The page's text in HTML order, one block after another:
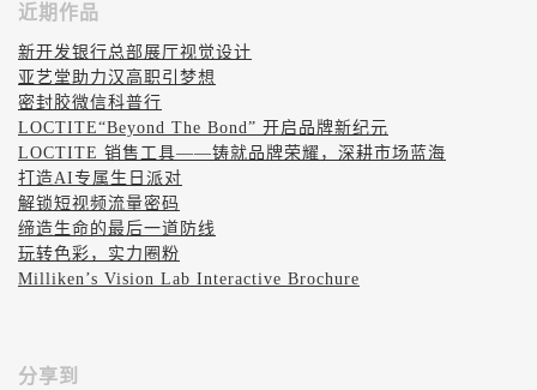
近期作品
新开发银行总部展厅视觉设计
亚艺堂助力汉高职引梦想
密封胶微信科普行
LOCTITE“Beyond The Bond” 开启品牌新纪元
LOCTITE 销售工具——铸就品牌荣耀，深耕市场蓝海
打造AI专属生日派对
解锁短视频流量密码
缔造生命的最后一道防线
玩转色彩，实力圈粉
Milliken’s Vision Lab Interactive Brochure
分享到